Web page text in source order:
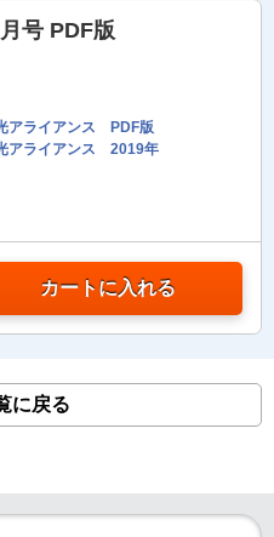
号 PDF版
アライアンス PDF版
アライアンス 2019年
カートに入れる
に戻る